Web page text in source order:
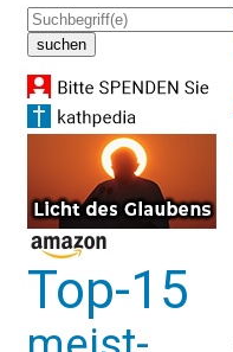
Top-15